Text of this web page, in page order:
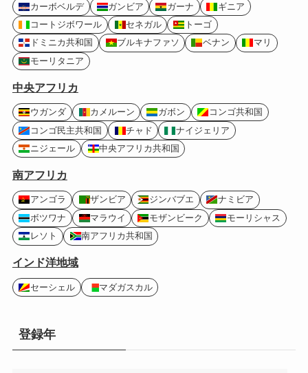
カーボベルデ ガンビア ガーナ
ギニア
コートジボワール
セネガル
トーゴ
ドミニカ共和国
ブルキナファソ ベナン
マリ
モーリタニア
中央アフリカ
ウガンダ カメルーン ガボン
コンゴ共和国
コンゴ民主共和国
チャド
ナイジェリア
ニジェール
中央アフリカ共和国
南アフリカ
アンゴラ ザンビア ジンバブエ
ナミビア
ボツワナ
マラウイ モザンビーク
モーリシャス
レソト
南アフリカ共和国
インド洋地域
セーシェル マダガスカル
登録年